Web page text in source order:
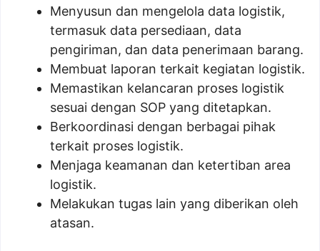
Menyusun dan mengelola data logistik,
termasuk data persediaan, data
pengiriman, dan data penerimaan barang.
Membuat laporan terkait kegiatan logistik.
Memastikan kelancaran proses logistik
sesuai dengan SOP yang ditetapkan.
Berkoordinasi dengan berbagai pihak
terkait proses logistik.
Menjaga keamanan dan ketertiban area
logistik.
Melakukan tugas lain yang diberikan oleh
atasan.